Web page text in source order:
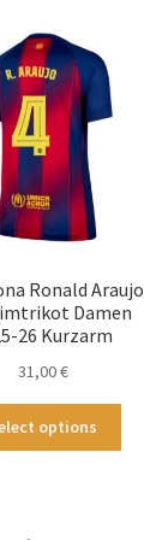
Ronald Araujo
Damen
26 Kurzarm
31,00€
options